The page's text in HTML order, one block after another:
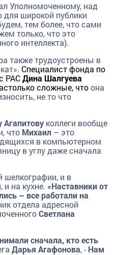
Уполномоченному, над
для широкой публики
тем более, что сами
только, что это
интеллекта).
также трудоустроены в
Специалист фонда по
РАСДина Шалгуева
сложные, чтоона
не то что
Агапитову коллеги вообще
что Михаил – это
в компьютерном
в углу даже сначала
шелкографии, и в
и на кухне. «Наставники от
– все работали на
отдела адресной
Светлана
сначала, кто есть
Дарья Агафонова, - Нам